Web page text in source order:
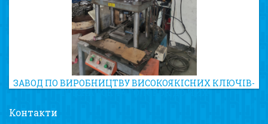
ЗАВОД ПО ВИРОБНИЦТВУ ВИСОКОЯКІСНИХ КЛЮЧІВ-
ТРІСКАЧОК ТА ГОЛОВОК ДО НИХ
Контакти